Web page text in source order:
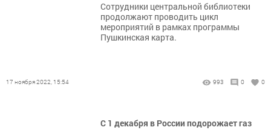
Сотрудники центральной библиотеки
продолжают проводить цикл
мероприятий в рамках программы
Пушкинская карта.
17 ноября 2022, 15:54 993 0 0
С 1 декабря в России подорожает газ